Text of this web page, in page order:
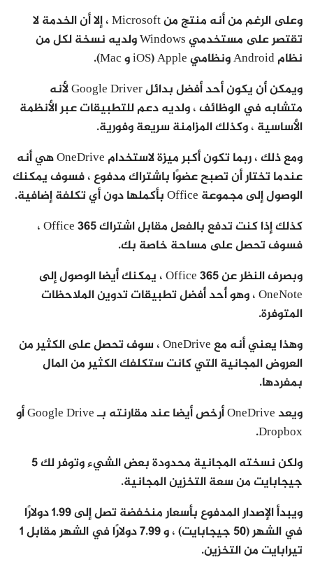
وعلى الرغم من أنه منتج من Microsoft ، إلا أن الخدمة لا
تقتصر على مستخدمي Windows ولديه نسخة لكل من
نظام Android ونظامي Apple (iOS و Mac).
ويمكن أن يكون أحد أفضل بدائل Google Driver لأنه
متشابه في الوظائف ، ولديه دعم للتطبيقات عبر الأنظمة
الأساسية ، وكذلك المزامنة سريعة وفورية.
ومع ذلك ، ربما تكون أكبر ميزة لاستخدام OneDrive هي أنه
عندما تختار أن تصبح عضوًا باشتراك مدفوع ، فسوف يمكنك
الوصول إلى مجموعة Office بأكملها دون أي تكلفة إضافية.
كذلك إذا كنت تدفع بالفعل مقابل اشتراك Office 365 ،
فسوف تحصل على مساحة خاصة بك.
وبصرف النظر عن Office 365 ، يمكنك أيضا الوصول إلى
OneNote ، وهو أحد أفضل تطبيقات تدوين الملاحظات
المتوفرة.
وهذا يعني أنه مع OneDrive ، سوف تحصل على الكثير من
العروض المجانية التي كانت ستكلفك الكثير من المال
بمفردها.
ويعد OneDrive أرخص أيضا عند مقارنته بـ Google Drive أو
Dropbox.
ولكن نسخته المجانية محدودة بعض الشيء وتوفر لك 5
جيجابايت من سعة التخزين المجانية.
ويبدأ الإصدار المدفوع بأسعار منخفضة تصل إلى 1.99 دولارًا
في الشهر (50 جيجابايت) ، و 7.99 دولارًا في الشهر مقابل 1
تيرابايت من التخزين.